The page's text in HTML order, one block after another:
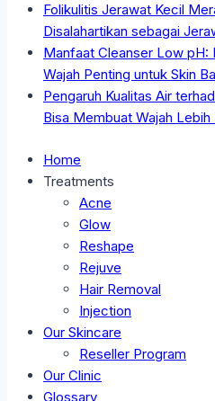
Folikulitis Jerawat Kecil
Disalahartikan sebagai
Manfaat Cleanser Low pH:
Wajah Penting untuk Skin
Pengaruh Kualitas Air
Bisa Membuat Wajah
Home
Treatments
Acne
Glow
Reshape
Rejuve
Hair Removal
Injection
Our Skincare
Reseller Program
Our Clinic
Glossary